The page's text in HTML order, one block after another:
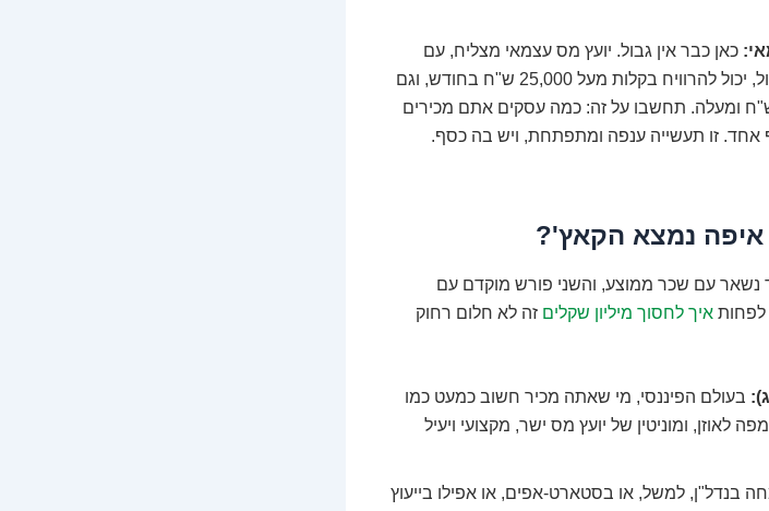
כאן כבר אין גבול. יועץ מס עצמאי מצליח, עם
מוניטין חזק ופורטפוליו לקוחות גדול, יכול להרוויח בקלות מעל 25,000 ש"ח בחודש, וגם
40,000 ואפילו 50,000 ש"ח ומעלה. תחשבו על זה: כמה עסקים אתם מכירים
אחד. זו תעשייה ענפה ומתפתחת, ויש בה כסף.
איפה נמצא הקאץ'?
עם שכר ממוצע, והשני פורש מוקדם עם
לפחות איך לחסוך מיליון שקלים זה לא חלום רחוק
בעולם הפיננסי, מי שאתה מכיר חשוב כמעט כמו
לאוזן, ומוניטין של יועץ מס ישר, מקצועי ויעיל
בנדל"ן, למשל, או בסטארט-אפים, או אפילו בייעוץ